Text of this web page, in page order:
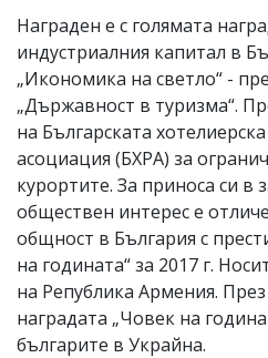
Награден е с голямата
индустриалния капитал в
„Икономика на светло“ -
„Държавност в туризма“.
на Българската
асоциация (БХРА) за
курортите. За приноса си
обществен интерес е
общност в България с
на годината“ за 2017 г.
на Република Армения. През
наградата „Човек на
българите в Украйна.